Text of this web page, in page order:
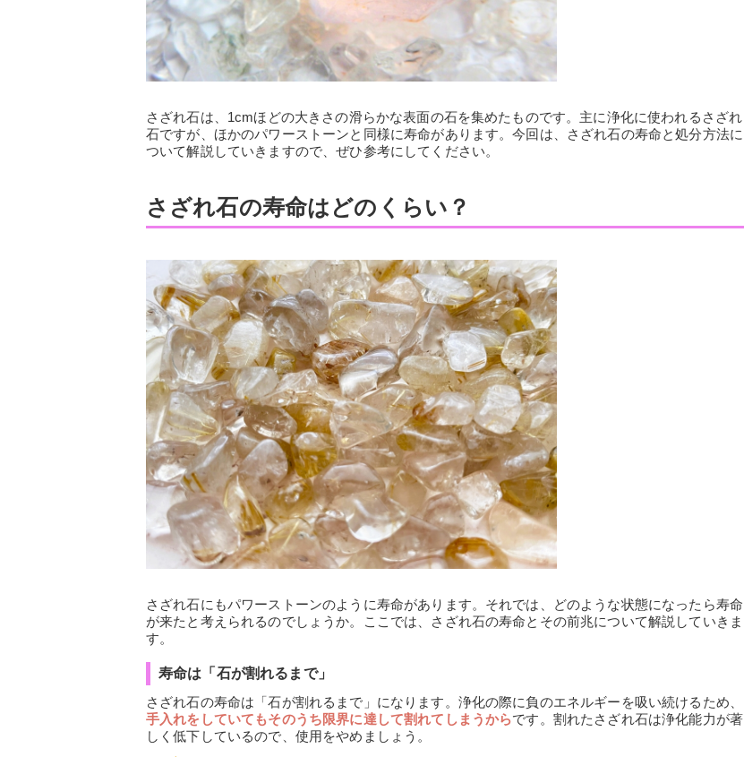
さざれ石は、1cmほどの大きさの滑らかな表面の石を集めたものです。主に浄化に使われるさざれ
石ですが、ほかのパワーストーンと同様に寿命があります。今回は、さざれ石の寿命と処分方法に
ついて解説していきますので、ぜひ参考にしてください。
さざれ石の寿命はどのくらい？
さざれ石にもパワーストーンのように寿命があります。それでは、どのような状態になったら寿命
が来たと考えられるのでしょうか。ここでは、さざれ石の寿命とその前兆について解説していきま
す。
寿命は「石が割れるまで」
さざれ石の寿命は「石が割れるまで」になります。浄化の際に負のエネルギーを吸い続けるため、
手入れをしていてもそのうち限界に達して割れてしまうからです。割れたさざれ石は浄化能力が著
しく低下しているので、使用をやめましょう。